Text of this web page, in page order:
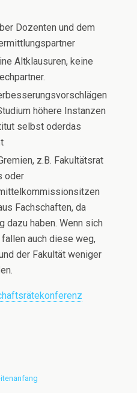
Dozenten und dem
Altklausuren, keine
höhere Instanzen
selbst oderdas
z.B. Fakultätsrat
oder
Fachschaften, da
dazu haben. Wenn sich
auch diese weg,
der Fakultät weniger